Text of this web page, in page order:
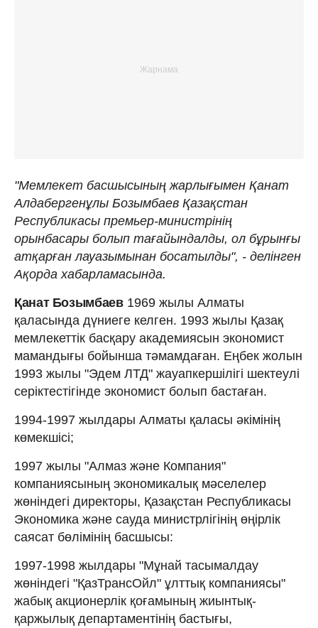
"Мемлекет басшысының жарлығымен Қанат
Алдабергенұлы Бозымбаев Қазақстан
Республикасы премьер-министрінің
орынбасары болып тағайындалды, ол бұрынғы
атқарған лауазымынан босатылды", - делінген
Ақорда хабарламасында.
Қанат Бозымбаев1969 жылы Алматы
қаласында дүниеге келген. 1993 жылы Қазақ
мемлекеттік басқару академиясын экономист
мамандығы бойынша тәмамдаған. Еңбек жолын
1993 жылы "Эдем ЛТД" жауапкершілігі шектеулі
серіктестігінде экономист болып бастаған.
1994-1997 жылдары Алматы қаласы әкімінің
көмекшісі;
1997 жылы "Алмаз және Компания"
компаниясының экономикалық мәселелер
жөніндегі директоры, Қазақстан Республикасы
Экономика және сауда министрлігінің өңірлік
саясат бөлімінің басшысы:
1997-1998 жылдары "Мұнай тасымалдау
жөніндегі "ҚазТрансОйл" ұлттық компаниясы"
жабық акционерлік қоғамының жиынтық-
қаржылық департаментінің бастығы,